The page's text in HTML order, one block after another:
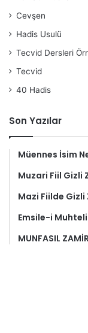
Cevşen
Hadis Usulü
Tecvid Dersleri
Tecvid
40 Hadis
Son Yazılar
Müennes İsim
Muzari Fiil Gizli
Mazi Fiilde
Emsile-i
MUNFASIL